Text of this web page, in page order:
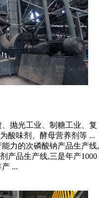
抛光工业、制糖工业、复
酸味剂、酵母营养剂等 ...
力的次磷酸钠产品生产线,
产品生产线,三是年产1000
...